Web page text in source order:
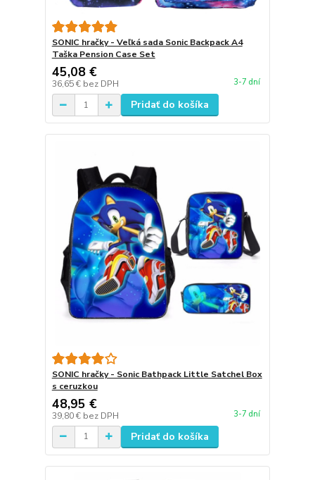
SONIC hračky - Veľká sada Sonic Backpack A4
Taška Pension Case Set
45,08 €
36,65 € bez DPH 3-7 dní
Pridať do košíka
SONIC hračky - Sonic Bathpack Little Satchel Box
s ceruzkou
48,95 €
39,80 € bez DPH 3-7 dní
Pridať do košíka